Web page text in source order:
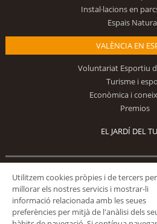
Instal·lacions en
Espais
VALÈNCIA EN
Voluntariat Esportiu
Turisme i
Econòmica i
Premios
EL JARDÍ DEL
Utilitzem cookies pròpies i de tercers
millorar els nostres servicis i mostrar-li
informació relacionada amb les seues
preferències per mitjà de l'anàlisi dels